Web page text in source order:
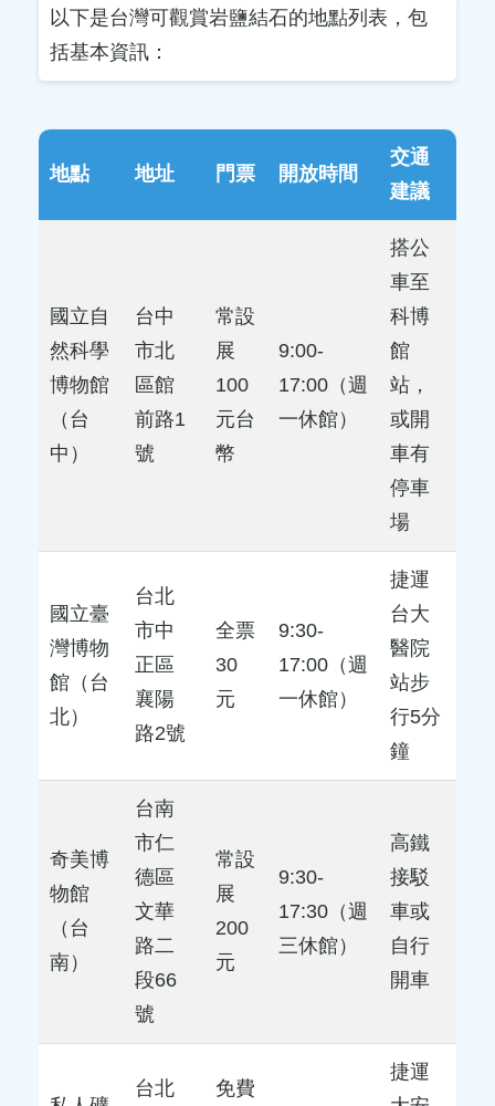
以下是台灣可觀賞岩鹽結石的地點列表，包
括基本資訊：
地點 地址 門票 開放時間
交通
建議
國立自
然科學
博物館
（台
中）
台中
市北
區館
前路1
號
常設
展
100
元台
幣
9:00-
17:00（週
一休館）
搭公
車至
科博
館
站，
或開
車有
停車
場
國立臺
灣博物
館（台
北）
台北
市中
正區
襄陽
路2號
全票
30
元
9:30-
17:00（週
一休館）
捷運
台大
醫院
站步
行5分
鐘
奇美博
物館
（台
南）
台南
市仁
德區
文華
路二
段66
號
常設
展
200
元
9:30-
17:30（週
三休館）
高鐵
接駁
車或
自行
開車
台北 免費
捷運